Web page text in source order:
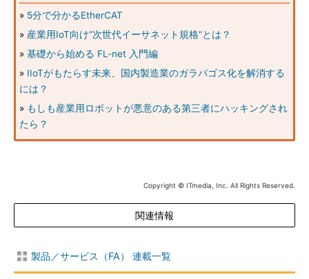
» 5分で分かるEtherCAT
» 産業用IoT向け“次世代イーサネット規格”とは？
» 基礎から始める FL-net 入門編
» IIoTがもたらす未来、国内製造業のガラパゴス化を解消する
には？
» もしも産業用ロボットが悪意のある第三者にハッキングされ
たら？
Copyright © ITmedia, Inc. All Rights Reserved.
関連情報
製品／サービス（FA） 連載一覧